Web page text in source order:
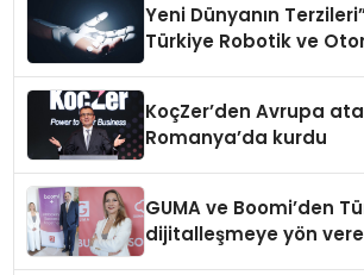
Yeni Dünyanın
Türkiye Robotik ve
KoçZer’den Avrupa
Romanya’da kurdu
GUMA ve Boomi’den
dijitalleşmeye yön